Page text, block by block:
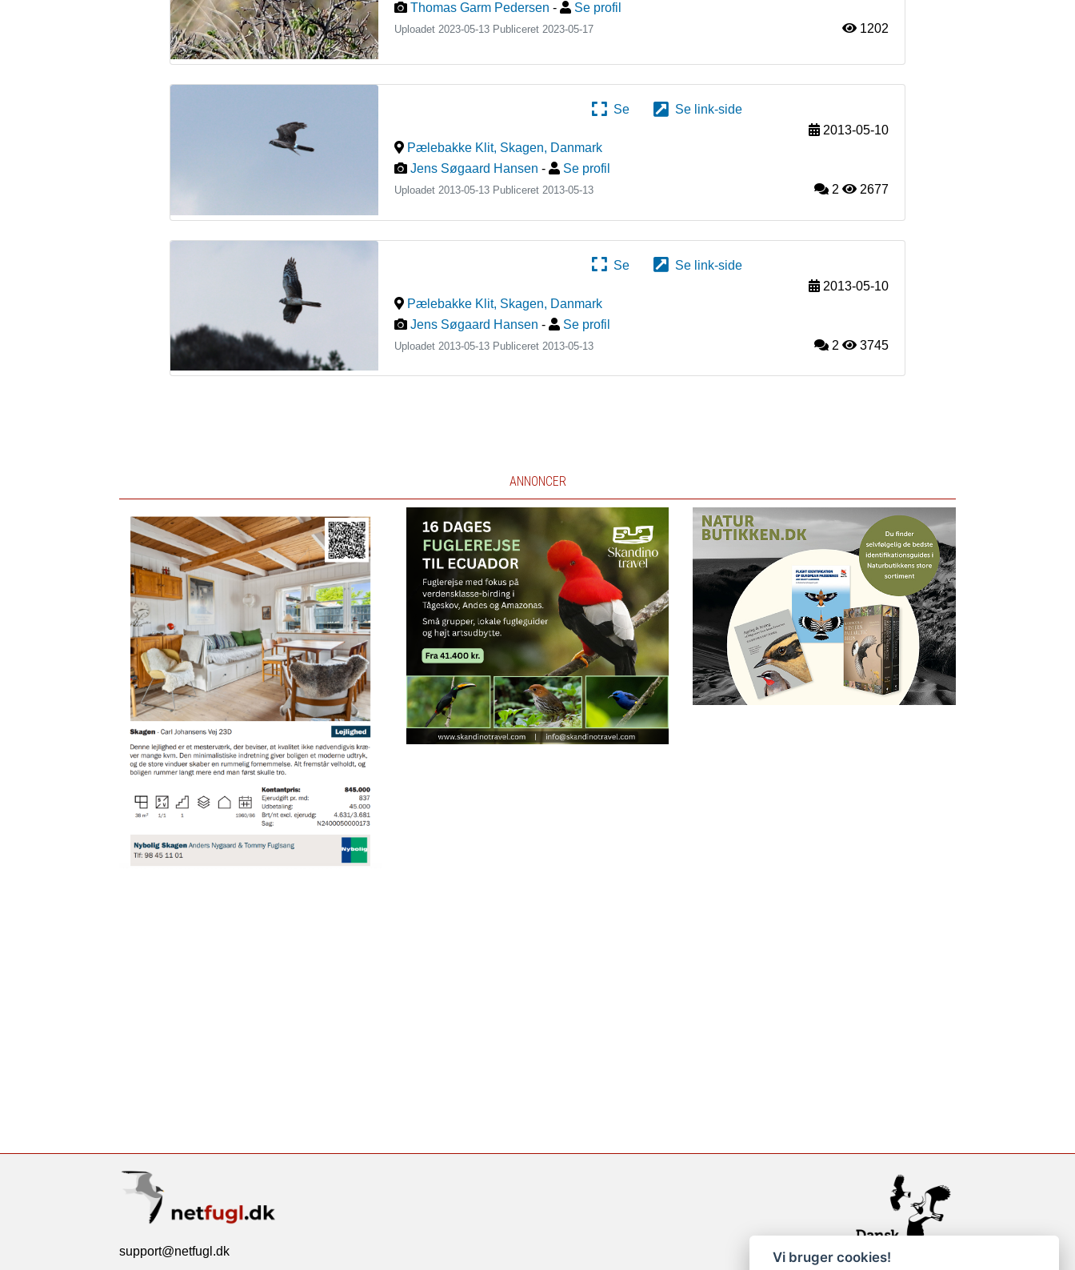
Thomas Garm Pedersen - Se profil
Uploadet 2023-05-13 Publiceret2023-05-17 1202
Se
Se link-side
2013-05-10
Pælebakke Klit, Skagen, Danmark
Jens Søgaard Hansen - Se profil
Uploadet 2013-05-13 Publiceret2013-05-13 2 2677
Se
Se link-side
2013-05-10
Pælebakke Klit, Skagen, Danmark
Jens Søgaard Hansen - Se profil
Uploadet 2013-05-13 Publiceret 2013-05-13 2 3745
ANNONCER
support@netfugl.dk Vi bruger cookies!